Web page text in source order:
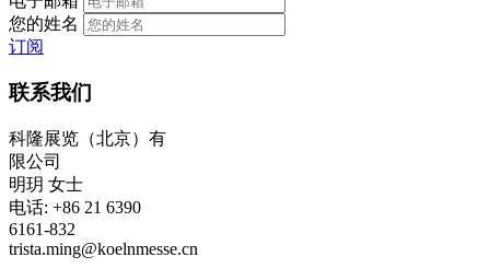
您的姓名
订阅
联系我们
科隆展览（北京）有
限公司
明玥 女士
电话: +86 21 6390
6161-832
trista.ming@koelnmesse.cn